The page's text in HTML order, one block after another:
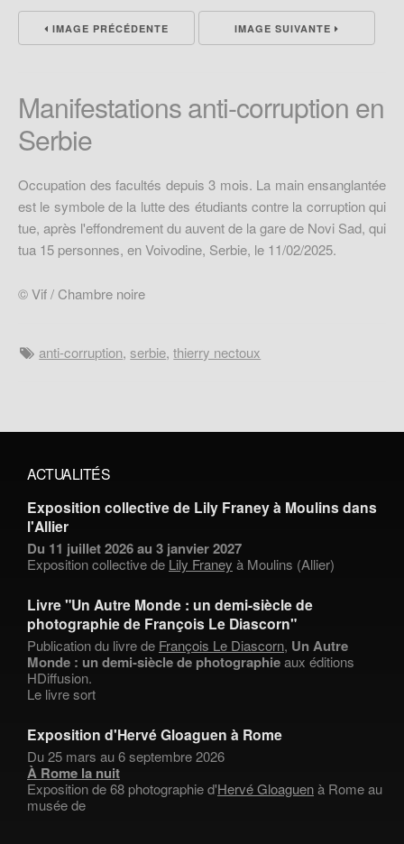
IMAGE PRÉCÉDENTE IMAGE SUIVANTE
Manifestations anti-corruption en
Serbie
Occupation des facultés depuis 3 mois. La main ensanglantée
est le symbole de la lutte des étudiants contre la corruption qui
tue, après l'effondrement du auvent de la gare de Novi Sad, qui
tua 15 personnes, en Voivodine, Serbie, le 11/02/2025.
© Vif / Chambre noire
anti-corruption, serbie,thierry nectoux
ACTUALITÉS
Exposition collective de Lily Franey à Moulins dans
l'Allier
Du 11 juillet 2026 au 3 janvier 2027
Exposition collective de Lily Franey à Moulins (Allier)
Livre "Un Autre Monde : un demi-siècle de
photographie de François Le Diascorn"
Publication du livre de François Le Diascorn, Un Autre
Monde : un demi-siècle de photographieaux éditions
HDiffusion.
Le livre sort
Exposition d'Hervé Gloaguen à Rome
Du 25 mars au 6 septembre 2026
À Rome la nuit
Exposition de 68 photographie d'Hervé Gloaguenà Rome au
musée de